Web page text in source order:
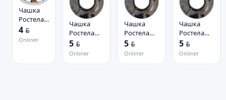
Чашка
Ростела
3/4" 20
мм
4 BYN
Onliner
Чашка
Ростела
Разъемная
1/2" 902-
5 BYN
Onliner
Чашка
Ростела
Разъемная
1" 902-
5 BYN
Onliner
Чашка
Ростела
Разъемная
3/4" 902-
5 BYN
Onliner